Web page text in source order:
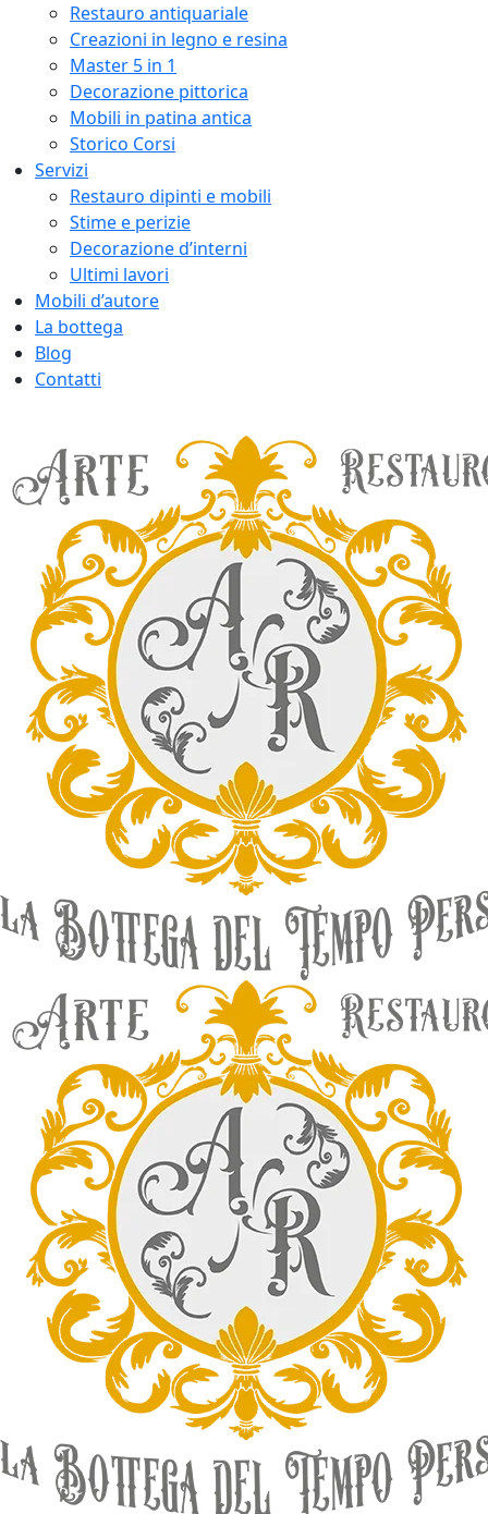
Restauro antiquariale
Creazioni in legno e resina
Master 5 in 1
Decorazione pittorica
Mobili in patina antica
Storico Corsi
Servizi
Restauro dipinti e mobili
Stime e perizie
Decorazione d’interni
Ultimi lavori
Mobili d’autore
La bottega
Blog
Contatti